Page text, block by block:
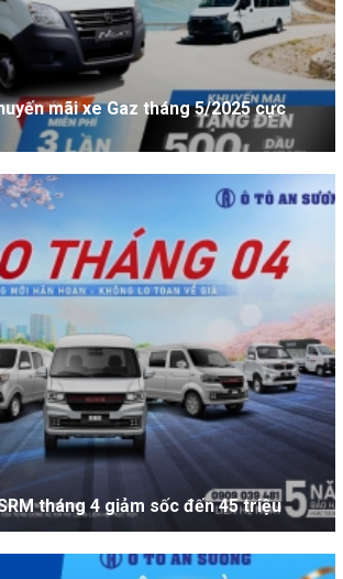
mãi xe Gaz tháng 5/2025 cực
tháng 4 giảm sốc đến 45 triệu